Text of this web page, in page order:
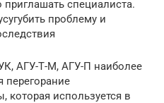
приглашать специалиста.
проблему и
АГУ-Т-М, АГУ-П наиболее
перегорание
которая используется в